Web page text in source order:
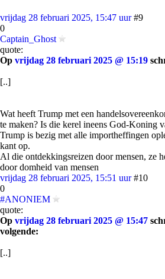
vrijdag 28 februari 2025, 15:47 uur #9
0
Captain_Ghost
quote:
Op vrijdag 28 februari 2025 @ 15:19
[..]
Wat heeft Trump met een
te maken? Is die kerel ineens God-Koning
Trump is bezig met alle importheffingen
kant op.
Al die ontdekkingsreizen door mensen, ze
door domheid van mensen
vrijdag 28 februari 2025, 15:51 uur #10
0
#ANONIEM
quote:
Op vrijdag 28 februari 2025 @ 15:47
volgende:
[..]